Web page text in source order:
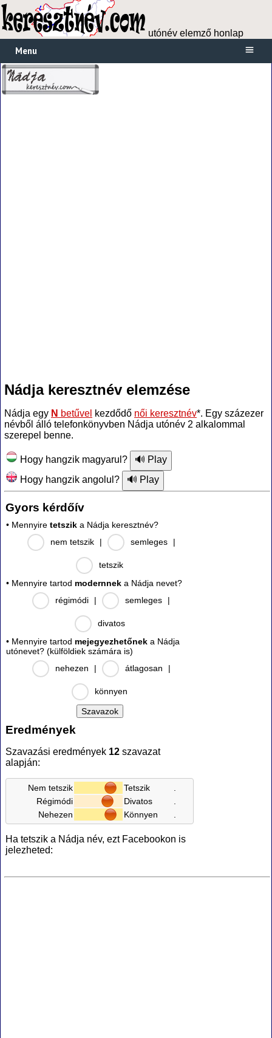
utónév elemző honlap
Menu
Nádja keresztnév elemzése
Nádja egy N betűvel kezdődő női keresztnév*. Egy százezer
névből álló telefonkönyvben Nádja utónév 2 alkalommal
szerepel benne.
Hogy hangzik magyarul?
Hogy hangzik angolul?
Gyors kérdőív
• Mennyire tetszik a Nádja keresztnév?
nem tetszik
| semleges |
tetszik
• Mennyire tartod modernnek a Nádja nevet?
régimódi
| semleges |
divatos
• Mennyire tartod mejegyezhetőnek a Nádja
utónevet? (külföldiek számára is)
nehezen
| átlagosan |
könnyen
Eredmények
Szavazási eredmények 12 szavazat
alapján:
Nem tetszik Tetszik
Régimódi
Divatos
Nehezen
Könnyen
Ha tetszik a Nádja név, ezt Facebookon is
jelezheted: